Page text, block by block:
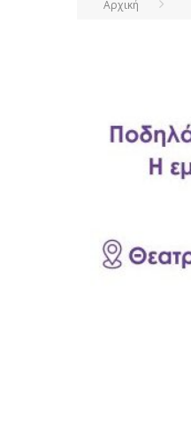
Αρχική